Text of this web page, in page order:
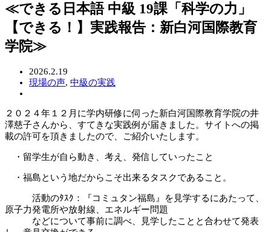
≪できる日本語 中級 19課「科学の力」
【できる！】実践報告：新白河国際教育
学院≫
2026.2.19
現場の声, 中級の実践
２０２４年１２月に学内研修に伺った新白河国際教育学院の井
澤慈子さんから、すてきな実践例が届きました。サイトへの掲
載の許可を頂きましたので、ご紹介いたします。
・留学生が自ら動き、考え、発信していったこと
・福島という地だからこそ出来るタスクであること。
活動のﾀｽｸ：『コミュタン福島』を見学するにあたって、
原子力発電所や放射線、エネルギー問題
などについて事前に調べ、見学したことと合わせて発表